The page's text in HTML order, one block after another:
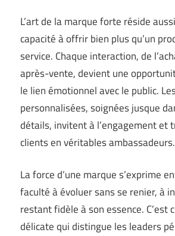
L’art de la marque forte réside
capacité à offrir bien plus qu’un
service. Chaque interaction, de
après-vente, devient une
le lien émotionnel avec le public.
personnalisées, soignées jusque
détails, invitent à l’engagement et
clients en véritables ambassadeurs.
La force d’une marque s’exprime
faculté à évoluer sans se renier, à
restant fidèle à son essence. C’est
délicate qui distingue les leaders